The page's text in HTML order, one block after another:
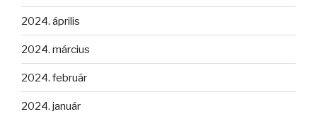
2024. április
2024. március
2024. február
2024. január